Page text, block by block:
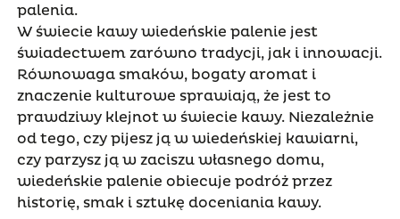
palenia.
W świecie kawy wiedeńskie palenie jest
świadectwem zarówno tradycji, jak i innowacji.
Równowaga smaków, bogaty aromat i
znaczenie kulturowe sprawiają, że jest to
prawdziwy klejnot w świecie kawy. Niezależnie
od tego, czy pijesz ją w wiedeńskiej kawiarni,
czy parzysz ją w zaciszu własnego domu,
wiedeńskie palenie obiecuje podróż przez
historię, smak i sztukę doceniania kawy.